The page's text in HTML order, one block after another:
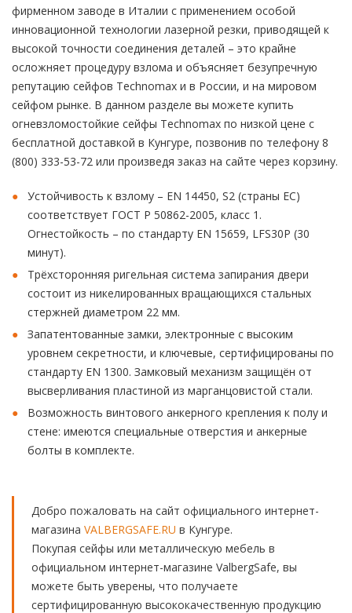
фирменном заводе в Италии с применением особой
инновационной технологии лазерной резки, приводящей к
высокой точности соединения деталей – это крайне
осложняет процедуру взлома и объясняет безупречную
репутацию сейфов Technomax и в России, и на мировом
сейфом рынке. В данном разделе вы можете купить
огневзломостойкие сейфы Technomax по низкой цене с
бесплатной доставкой в Кунгуре, позвонив по телефону 8
(800) 333-53-72 или произведя заказ на сайте через корзину.
Устойчивость к взлому – EN 14450, S2 (страны ЕС)
соответствует ГОСТ Р 50862-2005, класс 1.
Огнестойкость – по стандарту EN 15659, LFS30P (30
минут).
Трёхсторонняя ригельная система запирания двери
состоит из никелированных вращающихся стальных
стержней диаметром 22 мм.
Запатентованные замки, электронные с высоким
уровнем секретности, и ключевые, сертифицированы по
стандарту EN 1300. Замковый механизм защищён от
высверливания пластиной из марганцовистой стали.
Возможность винтового анкерного крепления к полу и
стене: имеются специальные отверстия и анкерные
болты в комплекте.
Добро пожаловать на сайт официального интернет-
магазина VALBERGSAFE.RU в Кунгуре.
Покупая сейфы или металлическую мебель в
официальном интернет-магазине ValbergSafe, вы
можете быть уверены, что получаете
сертифицированную высококачественную продукцию